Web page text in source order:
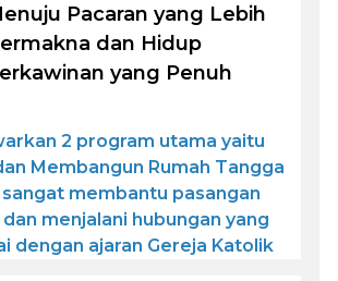
Pacaran yang Lebih
dan Hidup
yang Penuh
2 program utama yaitu
Membangun Rumah Tangga
sangat membantu pasangan
menjalani hubungan yang
dengan ajaran Gereja Katolik